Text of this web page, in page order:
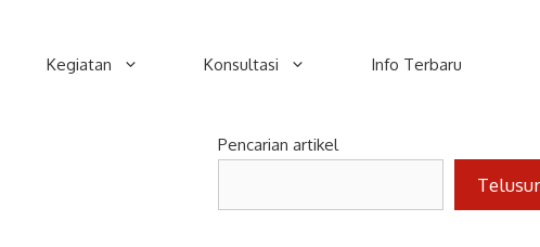
Kegiatan Konsultasi Info Terbaru
Pencarian artikel
Telusur